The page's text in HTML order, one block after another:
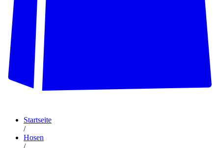
Startseite
/
Hosen
/